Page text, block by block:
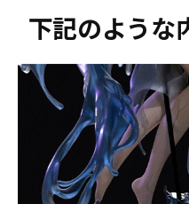
下記のような